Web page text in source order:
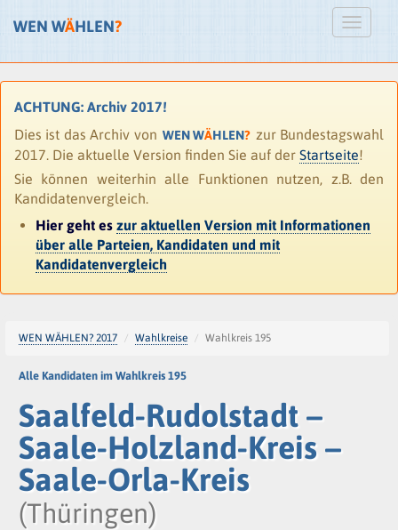
WEN WÄHLEN?
ACHTUNG: Archiv 2017!
Dies ist das Archiv von WEN WÄHLEN? zur Bundestagswahl
2017. Die aktuelle Version finden Sie auf der Startseite!
Sie können weiterhin alle Funktionen nutzen, z.B. den
Kandidatenvergleich.
Hier geht es zur aktuellen Version mit Informationen
über alle Parteien, Kandidaten und mit
Kandidatenvergleich
WEN WÄHLEN? 2017 Wahlkreise Wahlkreis 195
Alle Kandidaten im Wahlkreis 195
Saalfeld-Rudolstadt –
Saale-Holzland-Kreis –
Saale-Orla-Kreis
(Thüringen)